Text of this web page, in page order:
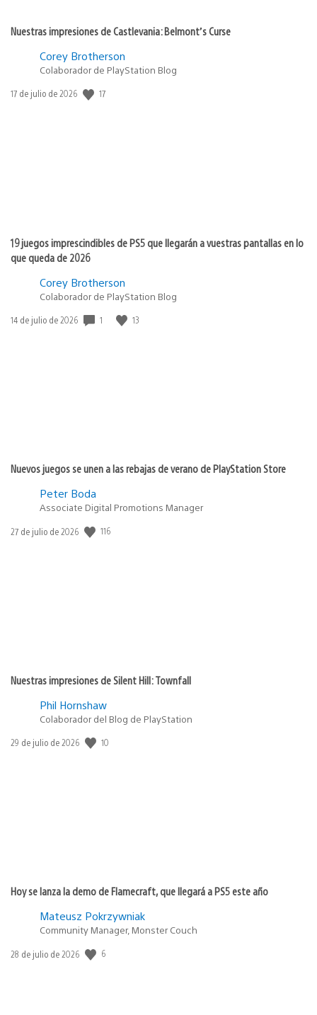
Nuestras impresiones de Castlevania: Belmont’s Curse
Corey Brotherson
Colaborador de PlayStation Blog
Fecha
17 de julio de 2026 17
19 juegos imprescindibles de PS5 que llegarán a vuestras pantallas en lo
que queda de 2026
Corey Brotherson
Colaborador de PlayStation Blog
Fecha
14 de julio de 2026 1 13
Nuevos juegos se unen a las rebajas de verano de PlayStation Store
Peter Boda
Associate Digital Promotions Manager
Fecha
27 de julio de 2026 116
Nuestras impresiones de Silent Hill: Townfall
Phil Hornshaw
Colaborador del Blog de PlayStation
Fecha
29 de julio de 2026 10
Hoy se lanza la demo de Flamecraft, que llegará a PS5 este año
Mateusz Pokrzywniak
Community Manager, Monster Couch
Fecha
28 de julio de 2026 6